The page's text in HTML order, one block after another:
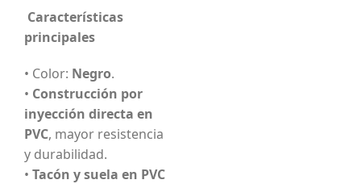
Características
principales
• Color: Negro.
• Construcción por
inyección directa en
PVC, mayor resistencia
y durabilidad.
• Tacón y suela en PVC